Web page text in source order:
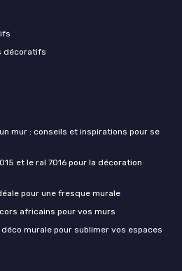
décoratifs
mur : conseils et inspirations pour se
et le ral 7016 pour la décoration
pour une fresque murale
africains pour vos murs
murale pour sublimer vos espaces